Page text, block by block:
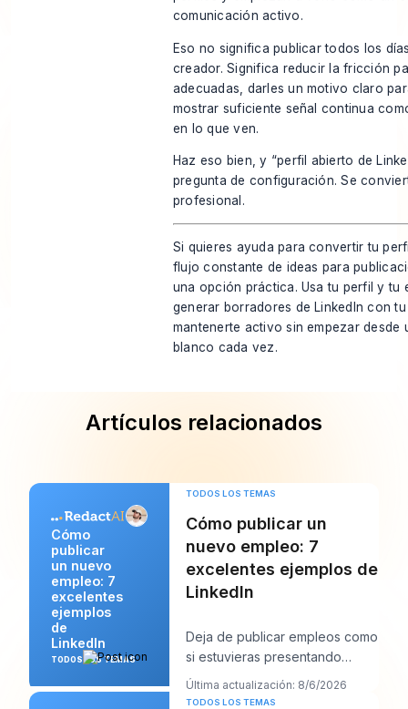
comunicación activo.
Eso no significa publicar todos los
creador. Significa reducir la fricción
adecuadas, darles un motivo claro
mostrar suficiente señal continua
en lo que ven.
Haz eso bien, y “perfil abierto de
pregunta de configuración. Se
profesional.
Si quieres ayuda para convertir tu
flujo constante de ideas para
una opción práctica. Usa tu perfil y tu
generar borradores de LinkedIn con
mantenerte activo sin empezar desde
blanco cada vez.
Artículos relacionados
Cómo
publicar
un nuevo
empleo: 7
excelentes
ejemplos
de
LinkedIn
TODOS LOS TEMAS
TODOS LOS TEMAS
Cómo publicar un
nuevo empleo: 7
excelentes ejemplos de
LinkedIn
Deja de publicar empleos como
si estuvieras presentando
papeleo y empieza a
redactarlos como si inte
Última actualización: 8/6/2026
TODOS LOS TEMAS